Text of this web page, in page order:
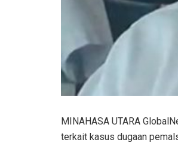
MINAHASA UTARA
terkait kasus dugaan